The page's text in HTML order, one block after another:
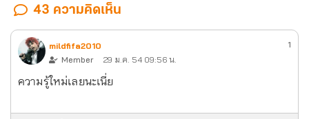
43 ความคิดเห็น
mildfifa2010
Member
29 ม.ค. 54 09:56 น.
1
ความรู้ใหม่เลยนะเนี่ย